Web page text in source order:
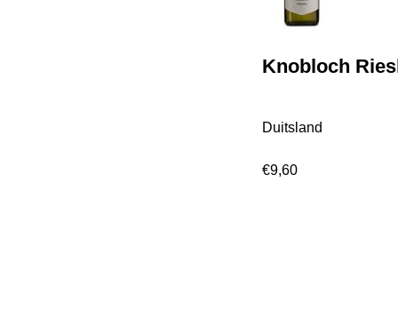
Knobloch
Duitsland
€9,60